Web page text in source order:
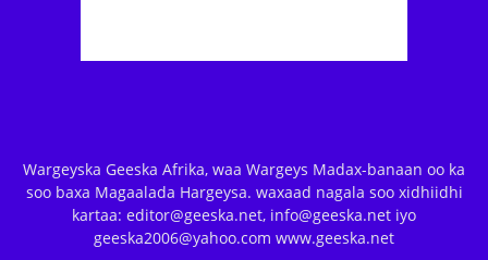
Wargeyska Geeska Afrika, waa Wargeys Madax-banaan oo ka
soo baxa Magaalada Hargeysa. waxaad nagala soo xidhiidhi
kartaa: editor@geeska.net, info@geeska.net iyo
geeska2006@yahoo.com www.geeska.net